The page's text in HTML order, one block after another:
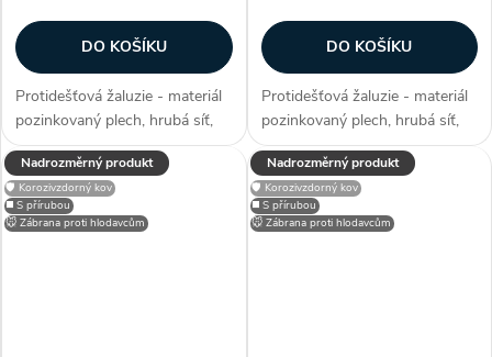
DO KOŠÍKU
Protidešťová žaluzie - materiál
pozinkovaný plech, hrubá síť,
efektivní plocha sef 0,8758 m²,
snadno přizpůsobitelné díky
možnosti lakování RAL, zakryje
stavební otvory, užívané...
DO KOŠÍKU
Protidešťová žaluzie - materiál
pozinkovaný plech, hrubá síť,
efektivní plocha sef 0,9927 m²,
snadno přizpůsobitelné díky
možnosti lakování RAL, zakryje
stavební otvory, užívané...
Nadrozměrný produkt
◼️ S přírubou
🛡️ Korozivzdorný kov
🐭 Zábrana proti hlodavcům
Nadrozměrný produkt
◼️ S přírubou
🛡️ Korozivzdorný kov
🐭 Zábrana proti hlodavcům